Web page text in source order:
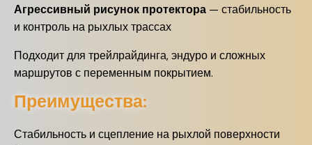
Агрессивный рисунок протектора — стабильность
и контроль на рыхлых трассах
Подходит для трейлрайдинга, эндуро и сложных
маршрутов с переменным покрытием.
Преимущества:
Стабильность и сцепление на рыхлой поверхности